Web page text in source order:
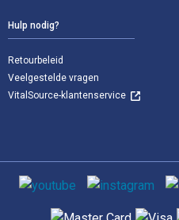
Hulp nodig?
Retourbeleid
Veelgestelde vragen
VitalSource-klantenservice
Sociale media
Ondersteunde betaalmethoden